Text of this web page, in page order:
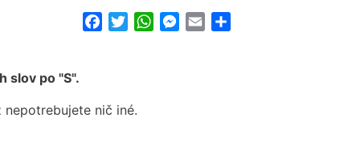
FacebookTwitterWhatsApp
Messenger
Email
slov po "S".
nepotrebujete nič iné.